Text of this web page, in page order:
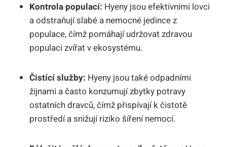
Kontrola populací: Hyeny jsou efektivními lovci
a odstraňují slabé a nemocné jedince z
populace, čímž pomáhají udržovat zdravou
populaci zvířat v ekosystému.
Čistící služby: Hyeny jsou také odpadními
žijnami a často konzumují zbytky potravy
ostatních dravců, čímž přispívají k čistotě
prostředí a snižují riziko šíření nemocí.